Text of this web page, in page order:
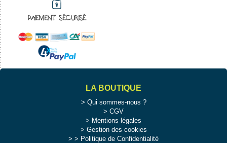
PAIEMENT SÉCURISÉ
LA BOUTIQUE
Qui sommes-nous ?
CGV
Mentions légales
Gestion des cookies
>
Politique de Confidentialité